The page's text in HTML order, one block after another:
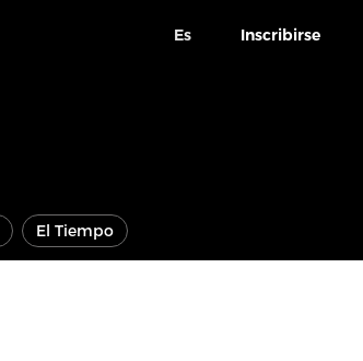
Es Inscribirse
El Tiempo